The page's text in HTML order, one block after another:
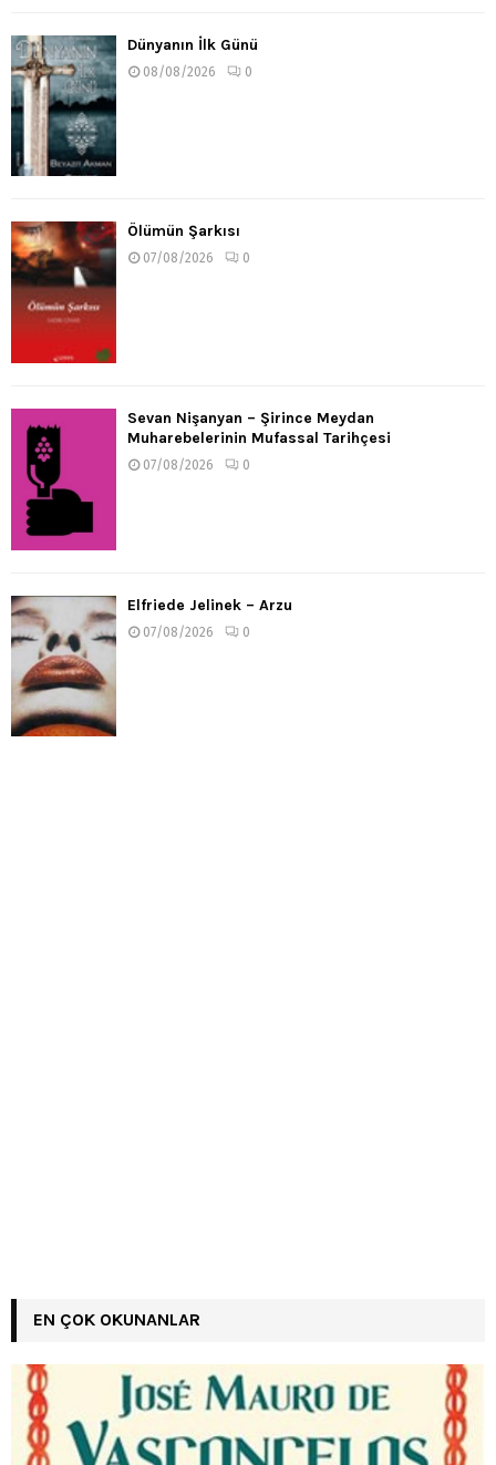
Dünyanın İlk Günü
08/08/2026 0
Ölümün Şarkısı
07/08/2026 0
Sevan Nişanyan – Şirince Meydan
Muharebelerinin Mufassal Tarihçesi
07/08/2026 0
Elfriede Jelinek – Arzu
07/08/2026 0
EN ÇOK OKUNANLAR